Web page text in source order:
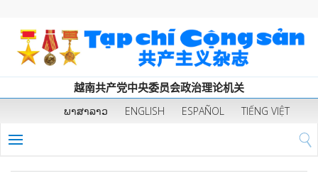
越南共产党中央委员会政治理论机关
ພາສາລາວ ENGLISH ESPAÑOL TIẾNG VIỆT